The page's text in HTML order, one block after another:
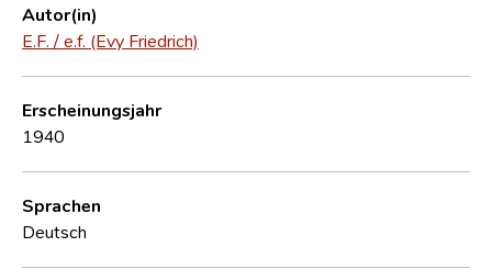
Autor(in)
E.F. / e.f. (Evy Friedrich)
Erscheinungsjahr
1940
Sprachen
Deutsch